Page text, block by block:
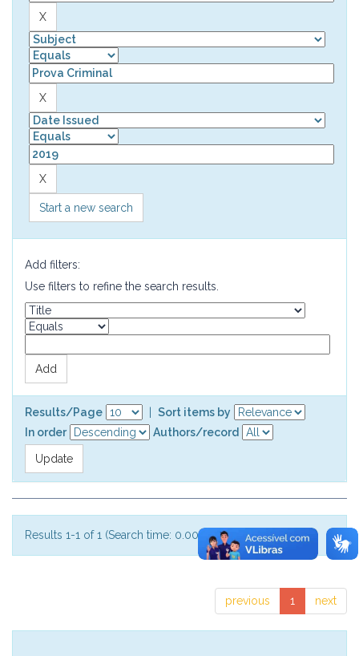
Start a new search
Add filters:
Use filters to refine the search results.
Results/Page
Sort items by
In order
Authors/record
Results 1-1 of 1 (Search time: 0.002 seconds).
previous 1 next